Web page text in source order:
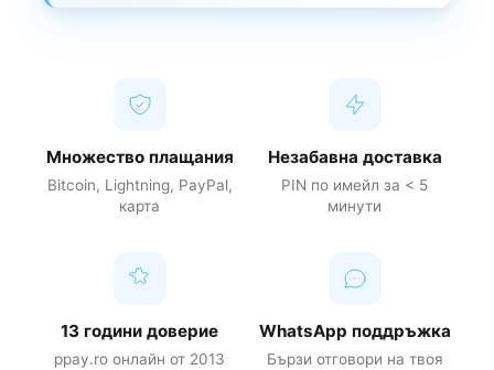
Множество плащания
Bitcoin, Lightning, PayPal,
карта
Незабавна доставка
PIN по имейл за < 5
минути
13 години доверие
ppay.ro онлайн от 2013
WhatsApp поддръжка
Бързи отговори на твоя